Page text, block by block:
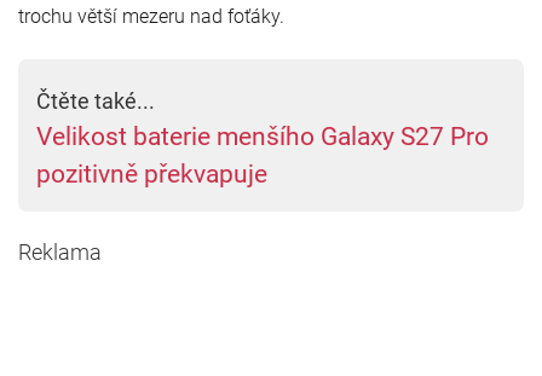
trochu větší mezeru nad foťáky.
Čtěte také...
Velikost baterie menšího Galaxy S27 Pro
pozitivně překvapuje
Reklama